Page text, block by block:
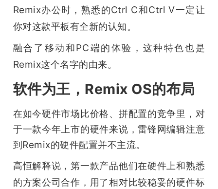
Remix办公时，熟悉的Ctrl C和Ctrl V一定让
你对这款平板有全新的认知。
融合了移动和PC端的体验，这种特色也是
Remix这个名字的由来。
软件为王，Remix OS的布局
在如今硬件市场比价格、拼配置的竞争里，对
于一款今年上市的硬件来说，雷锋网编辑注意
到Remix的硬件配置并不主流。
高恒解释说，第一款产品他们在硬件上和熟悉
的方案公司合作，用了相对比较稳妥的硬件标